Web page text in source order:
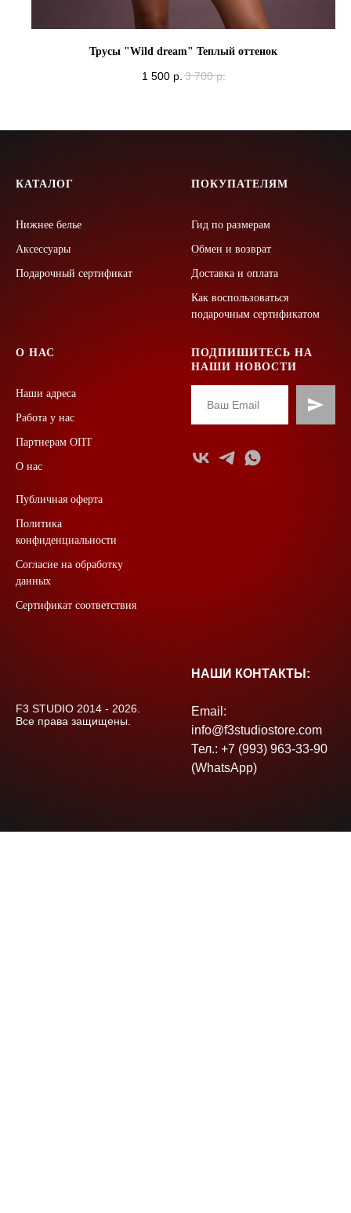
Трусы "Wild dream" Теплый оттенок
1 500 р. 3 700 р.
КАТАЛОГ
Нижнее белье
Аксессуары
Подарочный сертификат
ПОКУПАТЕЛЯМ
Гид по размерам
Обмен и возврат
Доставка и оплата
Как воспользоваться
подарочным сертификатом
О НАС
Наши адреса
Работа у нас
Партнерам ОПТ
О нас
Публичная оферта
Политика
конфиденциальности
Согласие на обработку
данных
Сертификат соответствия
ПОДПИШИТЕСЬ НА
НАШИ НОВОСТИ
F3 STUDIO 2014 - 2026.
Все права защищены.
НАШИ КОНТАКТЫ:
Email:
info@f3studiostore.com
Тел.: +7 (993) 963-33-90
(WhatsApp)